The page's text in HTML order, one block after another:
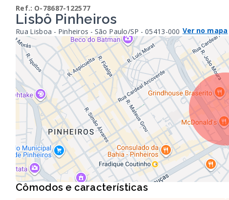
Ref.: O-78687-122577
Lisbô Pinheiros
Rua Lisboa - Pinheiros - São Paulo/SP - 05413-000 Ver no mapa
Cômodos e características